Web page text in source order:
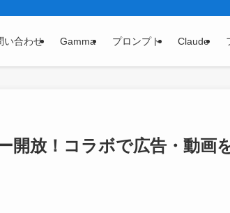
い合わせ Gamma プロンプト Claude
開放！コラボで広告・動画